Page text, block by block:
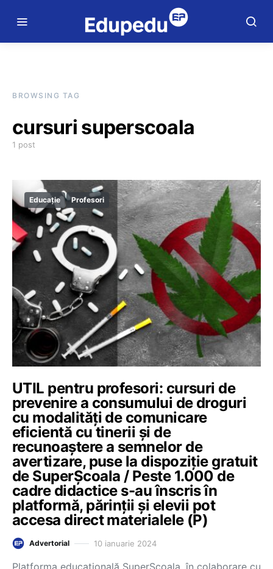
BROWSING TAG
cursuri superscoala
1 post
Educație Profesori
UTIL pentru profesori: cursuri de
prevenire a consumului de droguri
cu modalități de comunicare
eficientă cu tinerii și de
recunoaștere a semnelor de
avertizare, puse la dispoziție gratuit
de SuperȘcoala / Peste 1.000 de
cadre didactice s-au înscris în
platformă, părinții și elevii pot
accesa direct materialele (P)
Advertorial 10 ianuarie 2024
Platforma educațională SuperȘcoala, în colaborare cu